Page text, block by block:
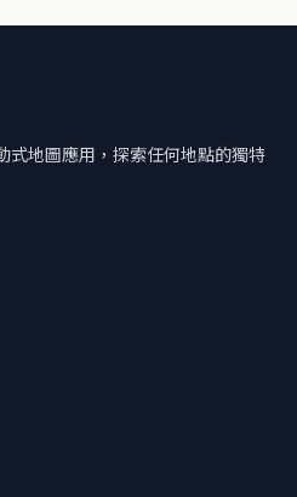
式地圖應用，探索任何地點的獨特